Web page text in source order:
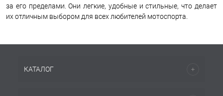
за его пределами. Они легкие, удобные и стильные, что делает
их отличным выбором для всех любителей мотоспорта.
КАТАЛОГ